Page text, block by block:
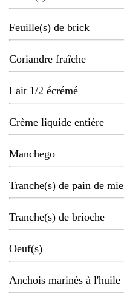
Feuille(s) de brick
Coriandre fraîche
Lait 1/2 écrémé
Crème liquide entière
Manchego
Tranche(s) de pain de mie
Tranche(s) de brioche
Oeuf(s)
Anchois marinés à l'huile